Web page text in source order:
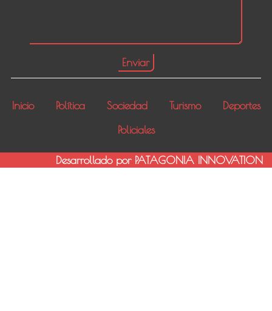
Inicio Política Sociedad Turismo
Deportes
Policiales
Desarrollado por PATAGONIA INNOVATION